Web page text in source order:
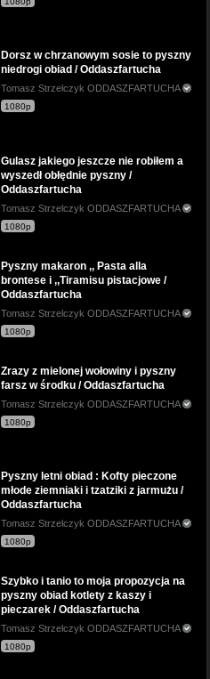
Dorsz w chrzanowym sosie to pyszny
niedrogi obiad / Oddaszfartucha
Tomasz Strzelczyk ODDASZFARTUCHA
1080p
Gulasz jakiego jeszcze nie robiłem a
wyszedł obłędnie pyszny /
Oddaszfartucha
Tomasz Strzelczyk ODDASZFARTUCHA
1080p
Pyszny makaron ,, Pasta alla
brontese i ,,Tiramisu pistacjowe /
Oddaszfartucha
Tomasz Strzelczyk ODDASZFARTUCHA
1080p
Zrazy z mielonej wołowiny i pyszny
farsz w środku / Oddaszfartucha
Tomasz Strzelczyk ODDASZFARTUCHA
1080p
Pyszny letni obiad : Kofty pieczone
młode ziemniaki i tzatziki z jarmużu /
Oddaszfartucha
Tomasz Strzelczyk ODDASZFARTUCHA
1080p
Szybko i tanio to moja propozycja na
pyszny obiad kotlety z kaszy i
pieczarek / Oddaszfartucha
Tomasz Strzelczyk ODDASZFARTUCHA
1080p